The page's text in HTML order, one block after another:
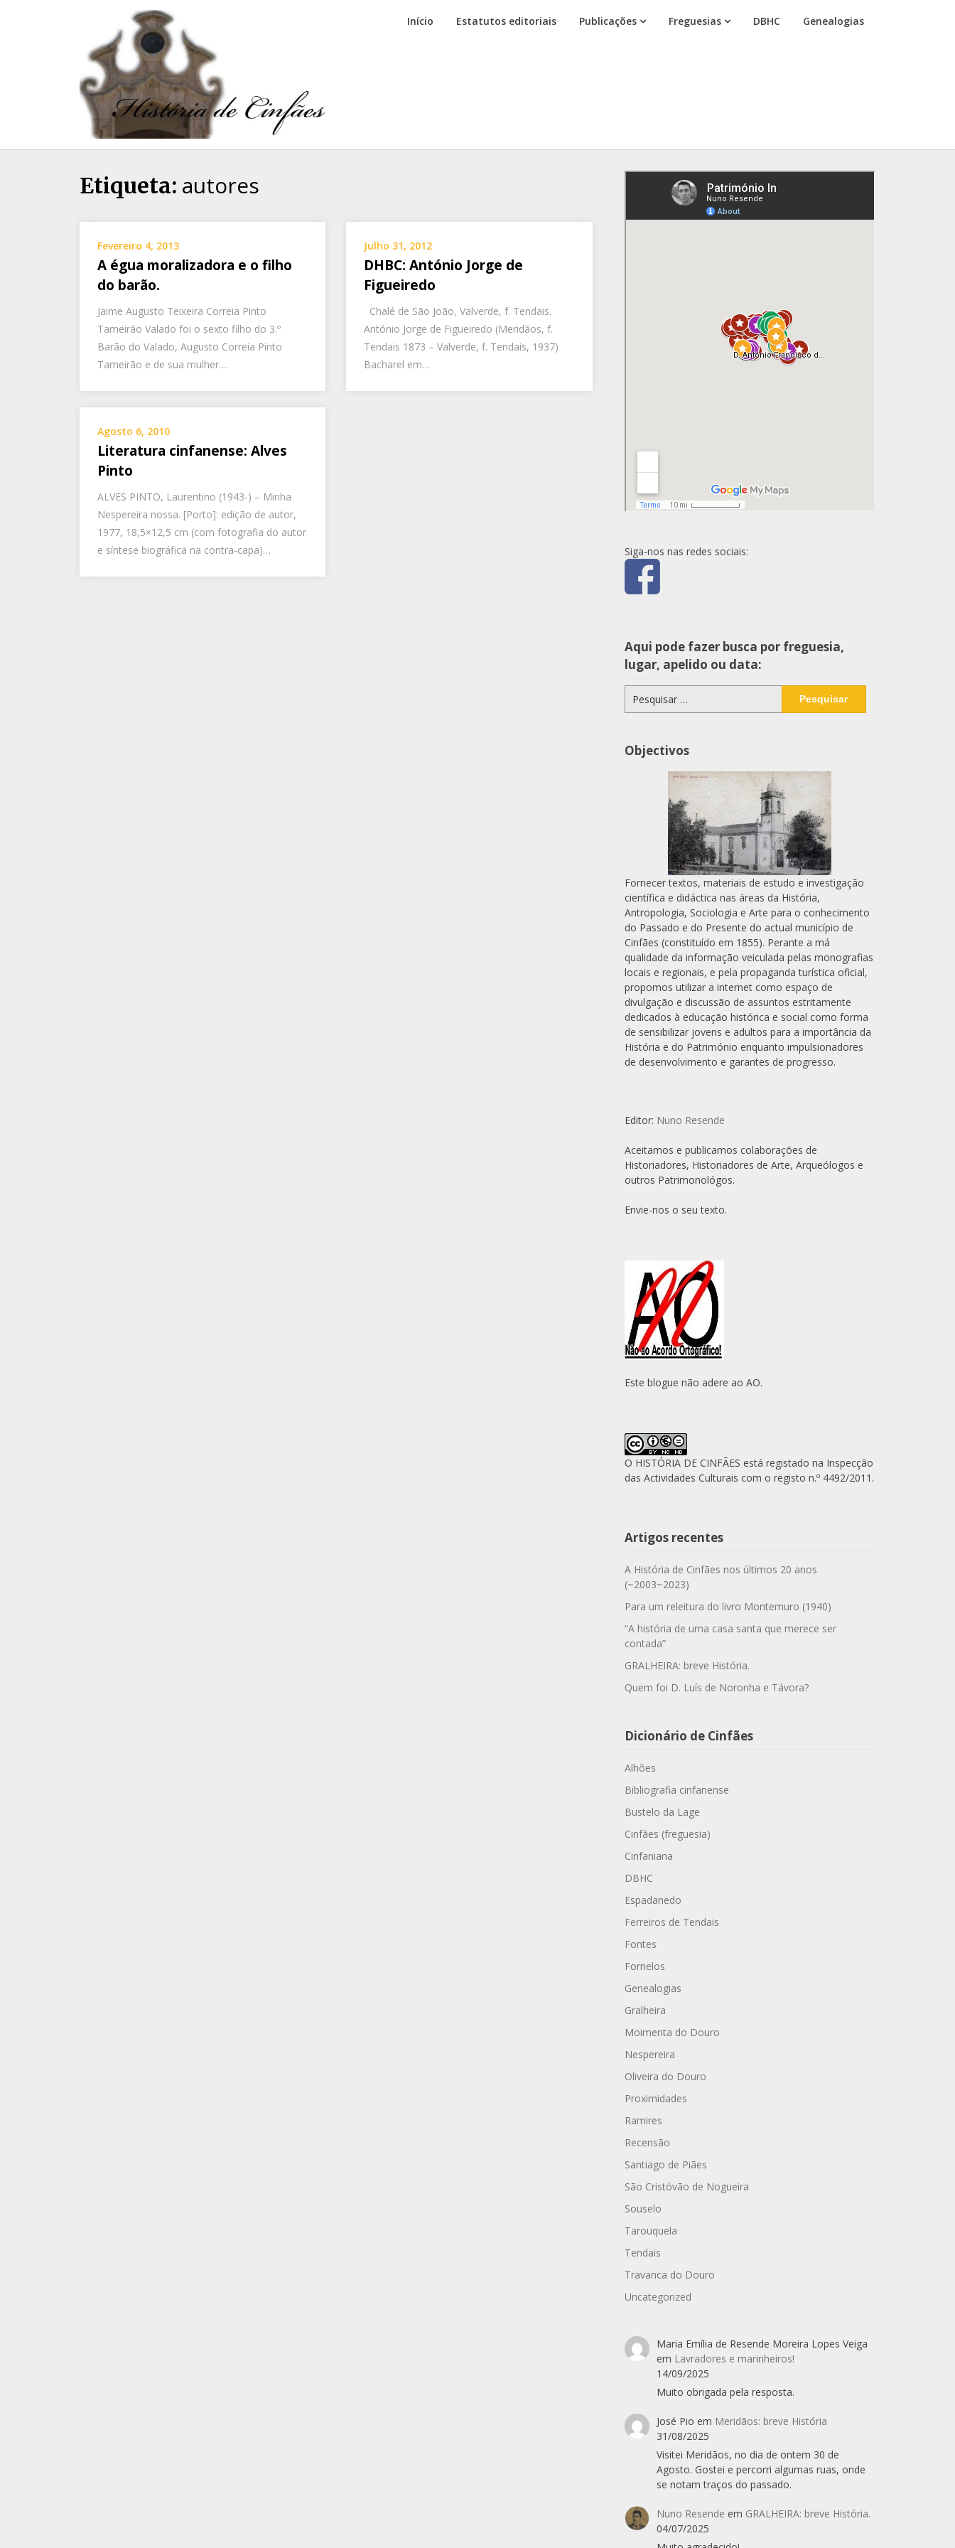
Início Estatutos editoriais Publicações Freguesias DBHC Genealogias
Etiqueta: autores
Fevereiro 4, 2013
A égua moralizadora e o filho
do barão.
Jaime Augusto Teixeira Correia Pinto
Tameirão Valado foi o sexto filho do 3.º
Barão do Valado, Augusto Correia Pinto
Tameirão e de sua mulher…
Julho 31, 2012
DHBC: António Jorge de
Figueiredo
Chalé de São João, Valverde, f. Tendais.
António Jorge de Figueiredo (Meridãos, f.
Tendais 1873 – Valverde, f. Tendais, 1937)
Bacharel em…
Agosto 6, 2010
Literatura cinfanense: Alves
Pinto
ALVES PINTO, Laurentino (1943-) – Minha
Nespereira nossa. [Porto]: edição de autor,
1977, 18,5×12,5 cm (com fotografia do autor
e síntese biográfica na contra-capa)…
Siga-nos nas redes sociais:
Aqui pode fazer busca por freguesia,
lugar, apelido ou data:
por:
Objectivos
Fornecer textos, materiais de estudo e investigação
científica e didáctica nas áreas da História,
Antropologia, Sociologia e Arte para o conhecimento
do Passado e do Presente do actual município de
Cinfães (constituído em 1855). Perante a má
qualidade da informação veiculada pelas monografias
locais e regionais, e pela propaganda turística oficial,
propomos utilizar a internet como espaço de
divulgação e discussão de assuntos estritamente
dedicados à educação histórica e social como forma
de sensibilizar jovens e adultos para a importância da
História e do Património enquanto impulsionadores
de desenvolvimento e garantes de progresso.
Editor: Nuno Resende
Aceitamos e publicamos colaborações de
Historiadores, Historiadores de Arte, Arqueólogos e
outros Patrimonológos.
Envie-nos o seu texto.
Este blogue não adere ao AO.
O HISTÓRIA DE CINFÃES está registado na Inspecção
das Actividades Culturais com o registo n.º 4492/2011.
Artigos recentes
A História de Cinfães nos últimos 20 anos
(~2003~2023)
Para um releitura do livro Montemuro (1940)
“A história de uma casa santa que merece ser
contada”
GRALHEIRA: breve História.
Quem foi D. Luís de Noronha e Távora?
Dicionário de Cinfães
Alhões
Bibliografia cinfanense
Bustelo da Lage
Cinfães (freguesia)
Cinfaniana
DBHC
Espadanedo
Ferreiros de Tendais
Fontes
Fornelos
Genealogias
Gralheira
Moimenta do Douro
Nespereira
Oliveira do Douro
Proximidades
Ramires
Recensão
Santiago de Piães
São Cristóvão de Nogueira
Souselo
Tarouquela
Tendais
Travanca do Douro
Uncategorized
Maria Emília de Resende Moreira Lopes Veiga
em Lavradores e marinheiros!
14/09/2025
Muito obrigada pela resposta.
José Pio em Meridãos: breve História
31/08/2025
Visitei Meridãos, no dia de ontem 30 de
Agosto. Gostei e percorri algumas ruas, onde
se notam traços do passado.
Nuno Resende em GRALHEIRA: breve História.
04/07/2025